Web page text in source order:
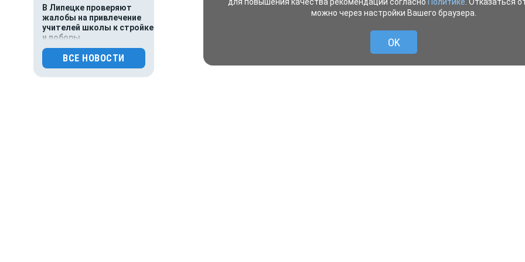
В Липецке проверяют
жалобы на привлечение
учителей школы к стройке
и поборы
240
07.08.2026 07:00
Общество
ВСЕ НОВОСТИ
можно через настройки Вашего браузера.
OK